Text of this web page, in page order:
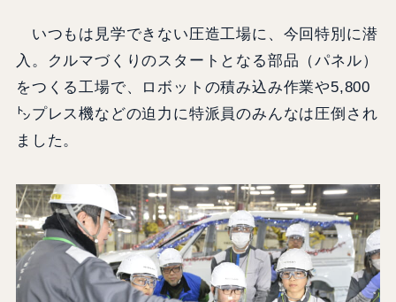
いつもは見学できない圧造工場に、今回特別に潜
入。クルマづくりのスタートとなる部品（パネル）
をつくる工場で、ロボットの積み込み作業や5,800
㌧プレス機などの迫力に特派員のみんなは圧倒され
ました。